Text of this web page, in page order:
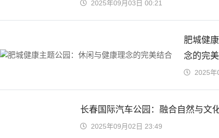
2025年09月03日 00:21
肥城健
念的完
2025
长春国际汽车公园：融合自然与文
2025年09月02日 23:49